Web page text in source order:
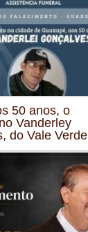
50 anos, o
Vanderley
do Vale Verde